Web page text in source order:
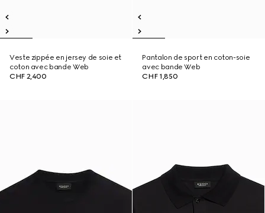
Veste zippée en jersey de soie et
coton avec bande Web
CHF 2,400
Pantalon de sport en coton-soie
avec bande Web
CHF 1,850